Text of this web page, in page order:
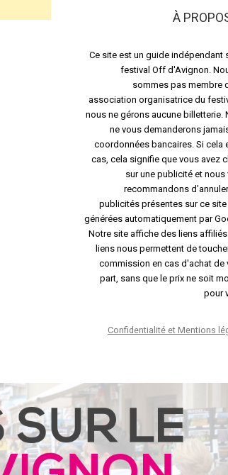
À
Ce site est un guide indépendant
festival Off d'Avignon.
sommes pas membre
association organisatrice du
nous ne gérons aucune billetterie.
ne vous demanderons
coordonnées bancaires. Si cela
cas, cela signifie que vous avez
sur une publicité et nous
recommandons
publicités présentes sur ce
générées automatiquement par
Notre site affiche des liens
liens nous permettent de
commission en cas d'achat de
part, sans que le prix ne soit
pour
Confidentialité et Mentions